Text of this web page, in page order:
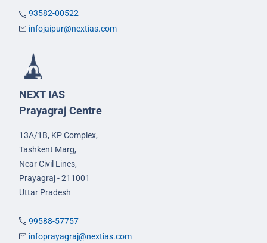
93582-00522
infojaipur@nextias.com
NEXT IAS
Prayagraj Centre
13A/1B, KP Complex,
Tashkent Marg,
Near Civil Lines,
Prayagraj - 211001
Uttar Pradesh
99588-57757
infoprayagraj@nextias.com